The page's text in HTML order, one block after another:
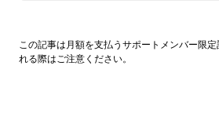
この記事は月額を支払うサポートメンバー限
れる際はご注意ください。